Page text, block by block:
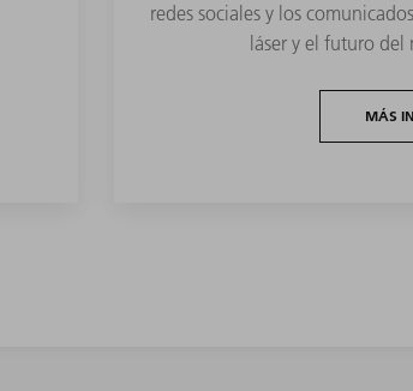
redes sociales y los
láser y el futuro
MÁS